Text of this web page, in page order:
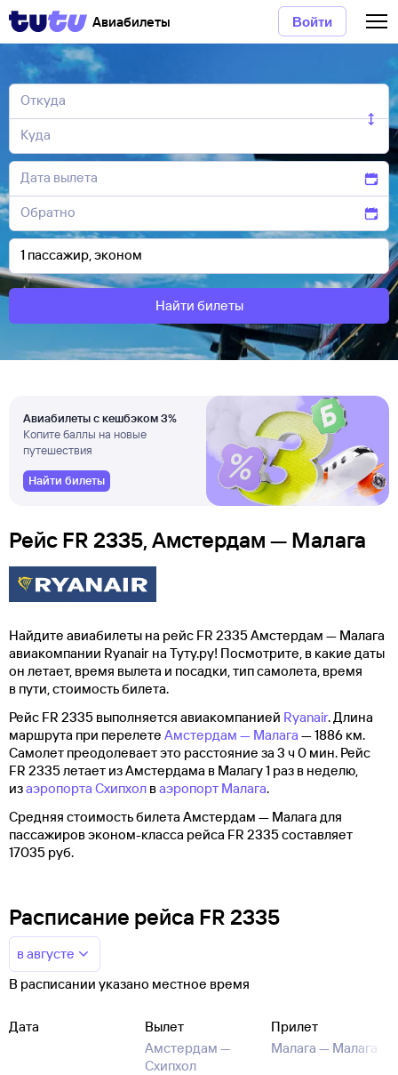
Авиабилеты Войти
Найти билеты
Авиабилеты с кешбэком 3%
Копите баллы на новые
путешествия
Найти билеты
Рейс FR 2335, Амстердам — Малага
Найдите авиабилеты на рейс FR 2335 Амстердам — Малага
авиакомпании Ryanair на Туту.ру! Посмотрите, в какие даты
он летает, время вылета и посадки, тип самолета, время
в пути, стоимость билета.
Рейс FR 2335 выполняется авиакомпанией Ryanair. Длина
маршрута при перелете Амстердам — Малага — 1886 км.
Самолет преодолевает это расстояние за 3 ч 0 мин. Рейс
FR 2335 летает из Амстердама в Малагу 1 раз в неделю,
изаэропорта Схипхол ваэропорт Малага.
Средняя стоимость билета Амстердам — Малага для
пассажиров эконом-класса рейса FR 2335 составляет
17035 руб.
Расписание рейса FR 2335
в августе
В расписании указано местное время
Дата
Вылет
Амстердам —
Схипхол
Прилет
Малага — Малага